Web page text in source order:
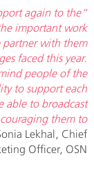
again to the
important work
with them
faced this year.
people of the
to support each
to broadcast
them to
Lekhal, Chief
Officer, OSN.